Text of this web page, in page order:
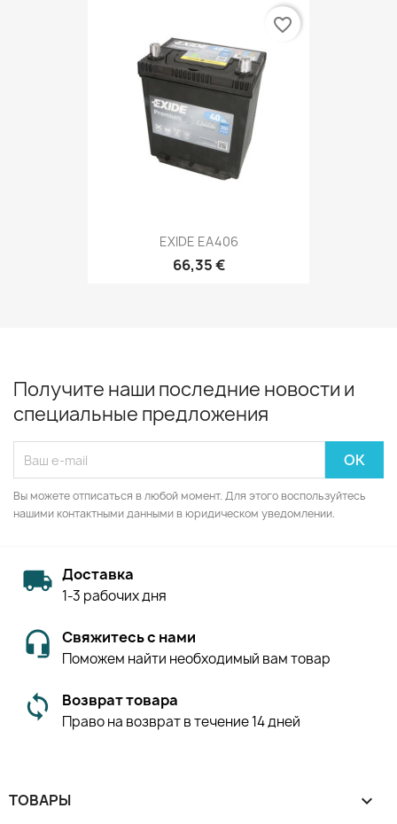
EXIDE EA406
66,35 €
favorite_border
Получите наши последние новости и
специальные предложения
Вы можете отписаться в любой момент. Для этого воспользуйтесь
нашими контактными данными в юридическом уведомлении.
Доставка
1-3 рабочих дня
Свяжитесь с нами
Поможем найти необходимый вам товар
Возврат товара
Право на возврат в течение 14 дней
ТОВАРЫ 